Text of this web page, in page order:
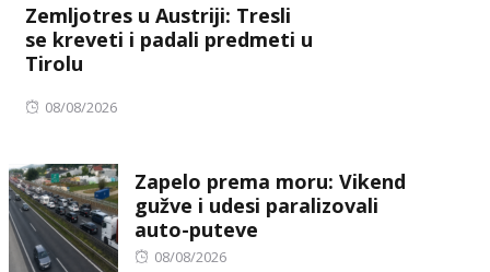
Zemljotres u Austriji: Tresli
se kreveti i padali predmeti u
Tirolu
Posted
08/08/2026
Zapelo prema moru: Vikend
gužve i udesi paralizovali
auto-puteve
Posted
08/08/2026